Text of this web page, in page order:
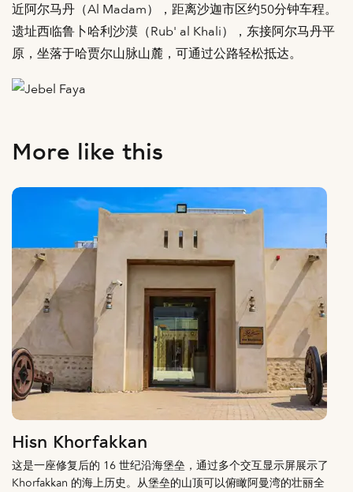
近阿尔马丹（Al Madam），距离沙迦市区约50分钟车程。
遗址西临鲁卜哈利沙漠（Rub' al Khali），东接阿尔马丹平
原，坐落于哈贾尔山脉山麓，可通过公路轻松抵达。
More like this
Hisn Khorfakkan
这是一座修复后的 16 世纪沿海堡垒，通过多个交互显示屏展示了
Khorfakkan 的海上历史。从堡垒的山顶可以俯瞰阿曼湾的壮丽全